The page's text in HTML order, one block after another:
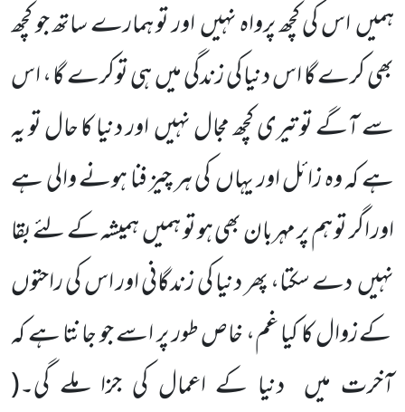
ہمیںاس کی کچھ پرواہ نہیںاور تو ہمارے ساتھ جو کچھ
بھی کرے گا اس دنیا کی زندگی میںہی توکرے گا ، اس
سے آگے تو تیری کچھ مجال نہیںاور دنیا کا حال تو یہ
ہے کہ وہ زائل اور یہاںکی ہر چیز فنا ہونے والی ہے
اور اگر تو ہم پر مہربان بھی ہو تو ہمیںہمیشہ کے لئے بقا
نہیںدے سکتا، پھر دنیا کی زندگانی اور اس کی راحتوں
کے زوال کا کیا غم، خاص طور پر اسے جو جانتا ہے کہ
آخرت میں دنیا کے اعمال کی جزا ملے گی۔(